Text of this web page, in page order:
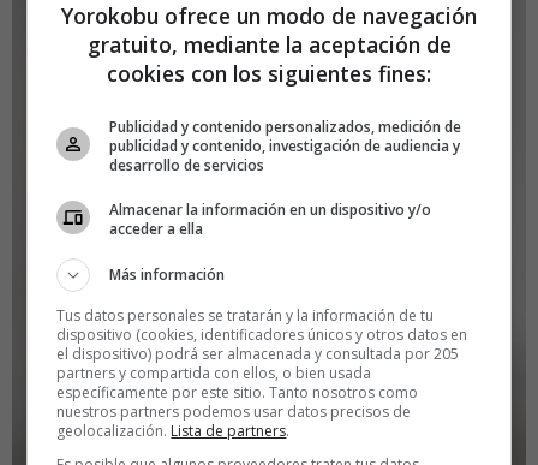
Yorokobu ofrece un modo de navegación
gratuito, mediante la aceptación de
cookies con los siguientes fines:
Publicidad y contenido personalizados, medición de
publicidad y contenido, investigación de audiencia y
desarrollo de servicios
Almacenar la información en un dispositivo y/o
acceder a ella
Más información
Tus datos personales se tratarán y la información de tu
dispositivo (cookies, identificadores únicos y otros datos en
el dispositivo) podrá ser almacenada y consultada por 205
partners y compartida con ellos, o bien usada
específicamente por este sitio. Tanto nosotros como
nuestros partners podemos usar datos precisos de
geolocalización. Lista de partners.